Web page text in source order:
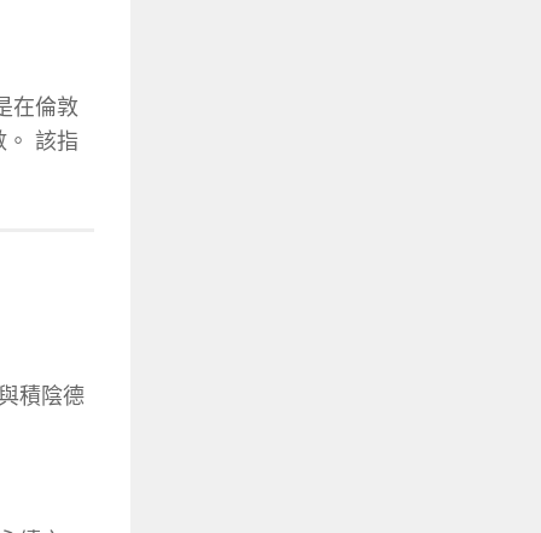
在倫敦
。 該指
積陰德